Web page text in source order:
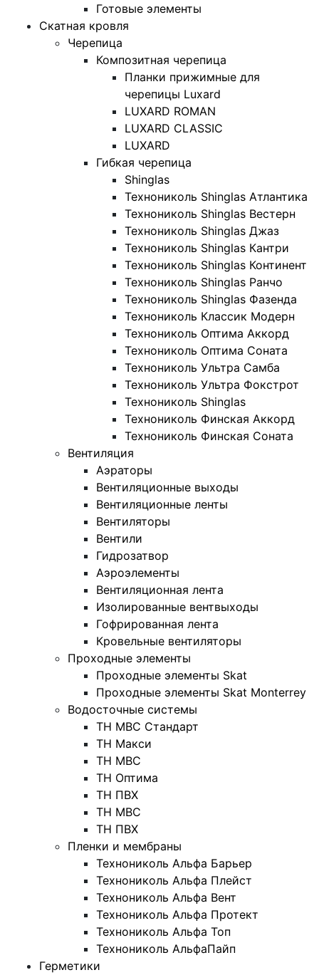
Готовые элементы
Скатная кровля
Черепица
Композитная черепица
Планки прижимные для
черепицы Luxard
LUXARD ROMAN
LUXARD CLASSIC
LUXARD
Гибкая черепица
Shinglas
Технониколь Shinglas Атлантика
Технониколь Shinglas Вестерн
Технониколь Shinglas Джаз
Технониколь Shinglas Кантри
Технониколь Shinglas Континент
Технониколь Shinglas Ранчо
Технониколь Shinglas Фазенда
Технониколь Классик Модерн
Технониколь Оптима Аккорд
Технониколь Оптима Соната
Технониколь Ультра Самба
Технониколь Ультра Фокстрот
Технониколь Shinglas
Технониколь Финская Аккорд
Технониколь Финская Соната
Вентиляция
Аэраторы
Вентиляционные выходы
Вентиляционные ленты
Вентиляторы
Вентили
Гидрозатвор
Аэроэлементы
Вентиляционная лента
Изолированные вентвыходы
Гофрированная лента
Кровельные вентиляторы
Проходные элементы
Проходные элементы Skat
Проходные элементы Skat Monterrey
Водосточные системы
TH MBC Стандарт
TH Макси
TH МВС
TH Оптима
TH ПВХ
ТН МВС
ТН ПВХ
Пленки и мембраны
Технониколь Альфа Барьер
Технониколь Альфа Плейст
Технониколь Альфа Вент
Технониколь Альфа Протект
Технониколь Альфа Топ
Технониколь АльфаПайп
Герметики